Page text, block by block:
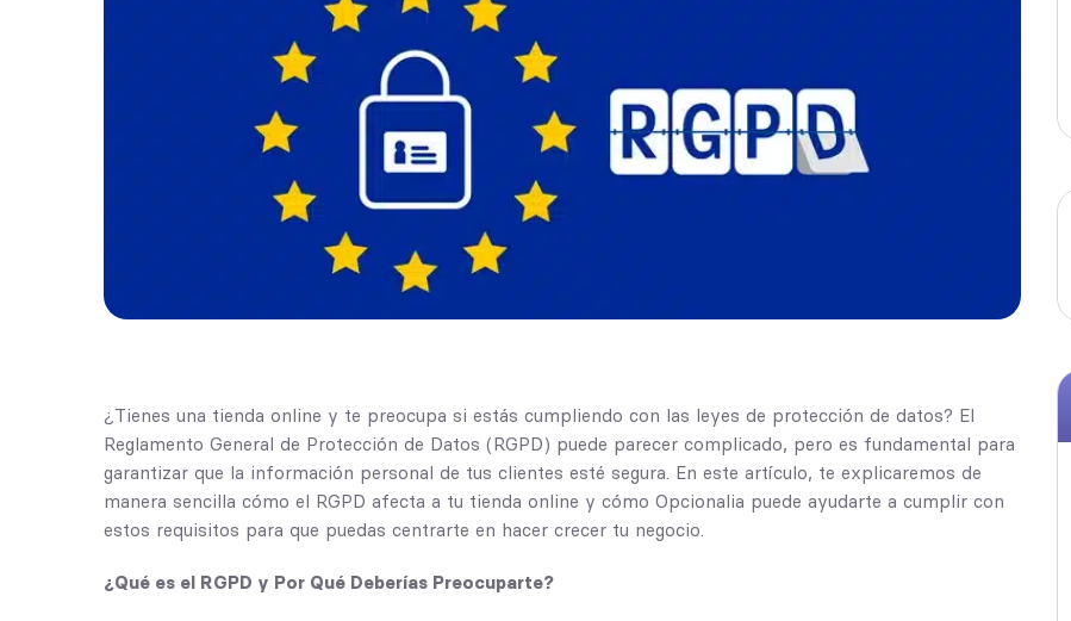
¿Tienes una tienda online y te preocupa si estás cumpliendo con las leyes de protección de datos? El
Reglamento General de Protección de Datos (RGPD) puede parecer complicado, pero es fundamental para
garantizar que la información personal de tus clientes esté segura. En este artículo, te explicaremos de
manera sencilla cómo el RGPD afecta a tu tienda online y cómo Opcionalia puede ayudarte a cumplir con
estos requisitos para que puedas centrarte en hacer crecer tu negocio.
¿Qué es el RGPD y Por Qué Deberías Preocuparte?